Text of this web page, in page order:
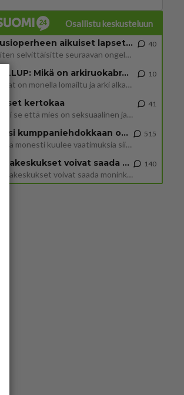
Osallistu keskusteluun
Uusioperheen aikuiset lapset tyhjentää jääkaapin käydessään
Miten selvittäisitte seuraavan ongelman, meillä on uusioperhe, minulla teini-ikäiset lapset ja puolisolla aikuiset, jotk
40
GALLUP: Mikä on arkiruokabravuurisi?
Lomat on monella lomailtu ja arki alkaa. Se voi tarkoittaa myös sitä, että grillailut on grillattu ja palataan arjen ruo
10
kertokaa
Miksi se että mies on seksuaalinen ja haluaa seksiä ja te olette hänen mielestänne haluttava on vastenmielistä? Mikä sii
41
Miksi kumppaniehdokkaan oma elämä on teille ongelma?
Täällä monesti kuulee vaatimuksia siitä, että kumppaniehdokkaalla ei saisi olla lemmikkejä, lapsia, kavereita, eksiä, su
515
Datakeskukset voivat saada moninkertaisesti enemmän palautuksia kuin mitä ne maksavat veroja
”Datakeskukset voivat saada moninkertaisesti enemmän palautuksia kuin mitä ne maksavat veroja”, sanoo professori Jussi K
140